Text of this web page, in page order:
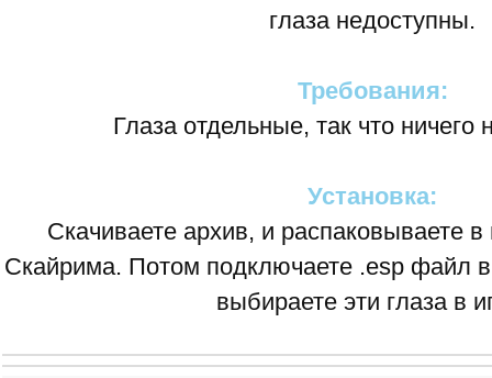
глаза недоступны.
Требования:
Глаза отдельные, так что ничего
Установка:
Скачиваете архив, и распаковываете
Скайрима. Потом подключаете .esp файл
выбираете эти глаза в